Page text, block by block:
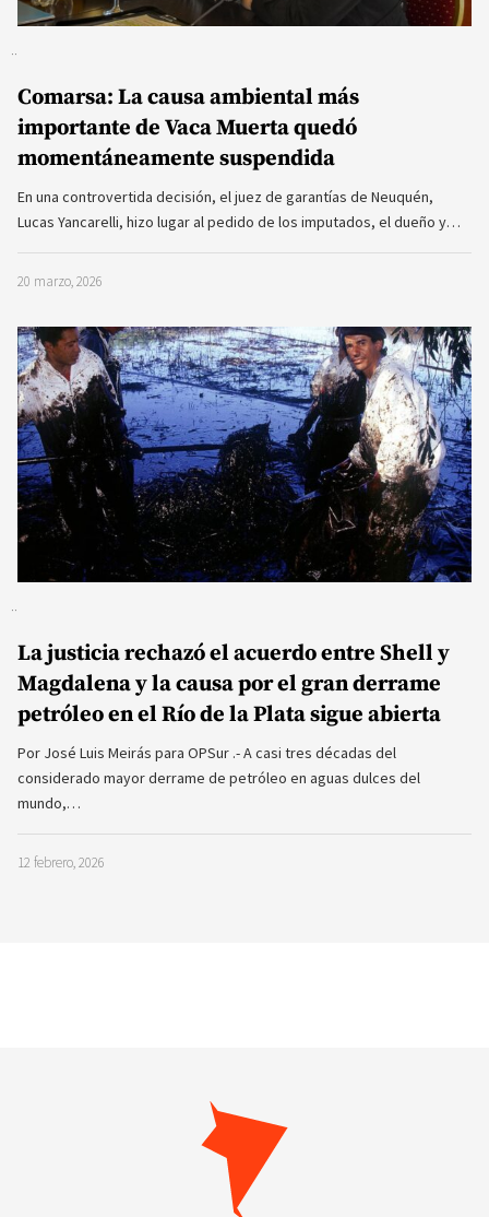
Comarsa: La causa ambiental más
importante de Vaca Muerta quedó
momentáneamente suspendida
En una controvertida decisión, el juez de garantías de Neuquén,
Lucas Yancarelli, hizo lugar al pedido de los imputados, el dueño y…
20 marzo, 2026
La justicia rechazó el acuerdo entre Shell y
Magdalena y la causa por el gran derrame
petróleo en el Río de la Plata sigue abierta
Por José Luis Meirás para OPSur .- A casi tres décadas del
considerado mayor derrame de petróleo en aguas dulces del
mundo,…
12 febrero, 2026